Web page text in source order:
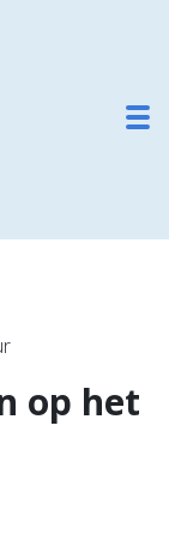
op het